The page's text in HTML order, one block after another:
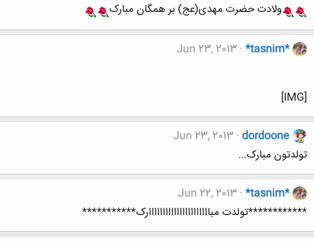
ولادت حضرت مهدی(عج) بر همگان مبارک
*tasnim*
Jun 23, 2013
[IMG]
dordoone
Jun 23, 2013
تولدتون مبارک...
*tasnim*
Jun 22, 2013
************تولدت مباااااااااااااااااااااارک***********